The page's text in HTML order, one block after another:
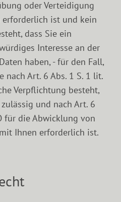
oder Verteidigung
erforderlich ist und kein
dass Sie ein
Interesse an der
haben, - für den Fall,
nach Art. 6 Abs. 1 S. 1 lit.
Verpflichtung besteht,
und nach Art. 6
für die Abwicklung von
Ihnen erforderlich ist.